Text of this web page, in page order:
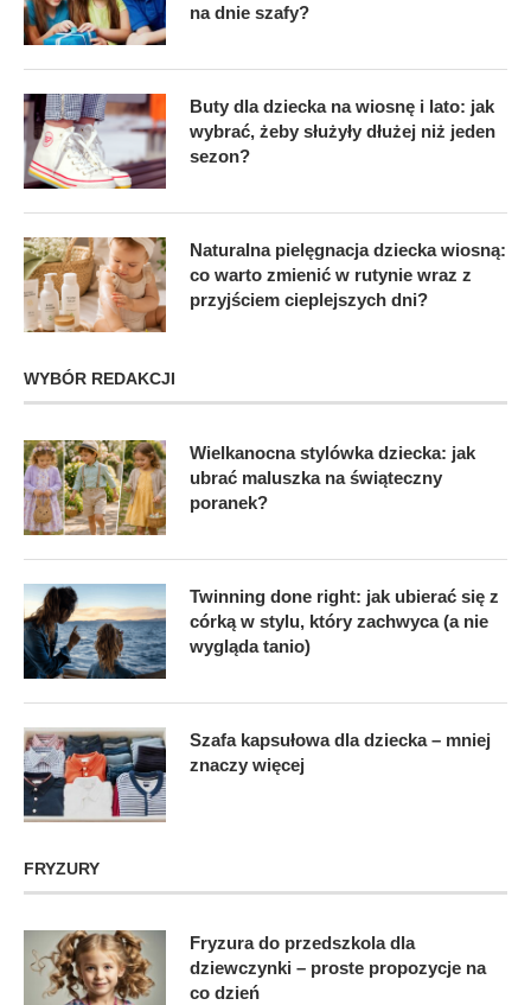
na dnie szafy?
Buty dla dziecka na wiosnę i lato: jak
wybrać, żeby służyły dłużej niż jeden
sezon?
Naturalna pielęgnacja dziecka wiosną:
co warto zmienić w rutynie wraz z
przyjściem cieplejszych dni?
WYBÓR REDAKCJI
Wielkanocna stylówka dziecka: jak
ubrać maluszka na świąteczny
poranek?
Twinning done right: jak ubierać się z
córką w stylu, który zachwyca (a nie
wygląda tanio)
Szafa kapsułowa dla dziecka – mniej
znaczy więcej
FRYZURY
Fryzura do przedszkola dla
dziewczynki – proste propozycje na
co dzień